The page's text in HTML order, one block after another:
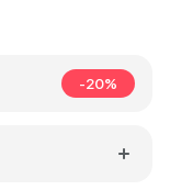
-20%